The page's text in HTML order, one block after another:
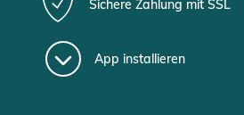
Sichere Zahlung mit SSL
App installieren